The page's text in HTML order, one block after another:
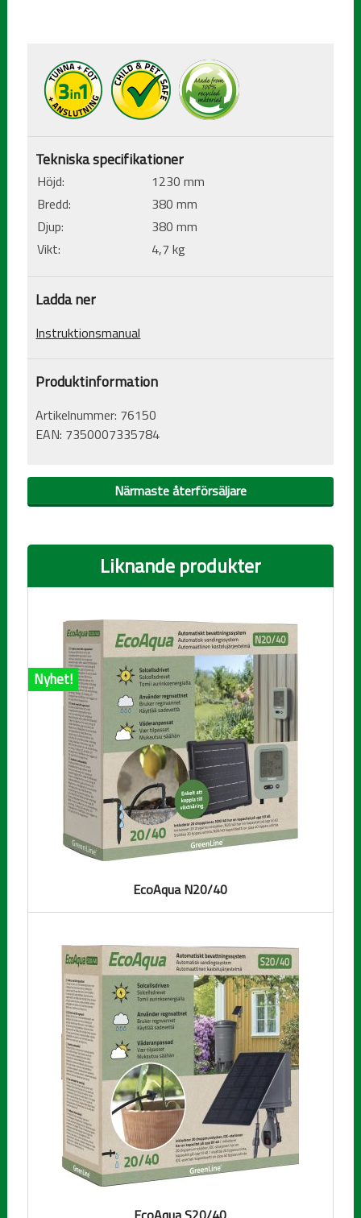
Tekniska specifikationer
Höjd:
1230 mm
Bredd:
380 mm
Djup:
380 mm
Vikt:
4,7 kg
Ladda ner
Instruktionsmanual
Produktinformation
Artikelnummer: 76150
EAN: 7350007335784
Närmaste återförsäljare
Liknande produkter
EcoAqua N20/40
Nyhet!